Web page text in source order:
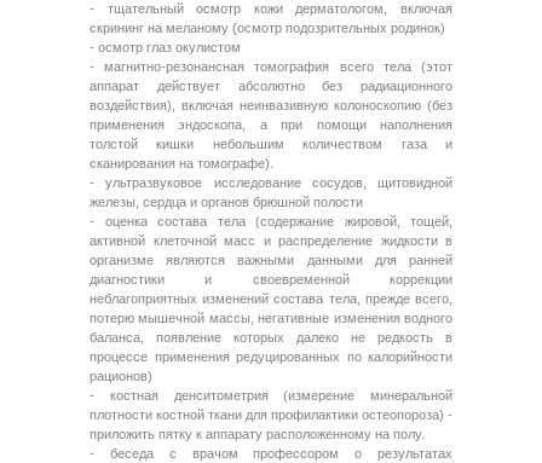
- тщательный осмотр кожи дерматологом, включая
скрининг на меланому (осмотр подозрительных родинок)
- осмотр глаз окулистом
- магнитно-резонансная томография всего тела (этот
аппарат действует абсолютно без радиационного
воздействия), включая неинвазивную колоноскопию (без
применения эндоскопа, а при помощи наполнения
толстой кишки небольшим количеством газа и
сканирования на томографе).
- ультразвуковое исследование сосудов, щитовидной
железы, сердца и органов брюшной полости
- оценка состава тела (содержание жировой, тощей,
активной клеточной масс и распределение жидкости в
организме являются важными данными для ранней
диагностики и своевременной коррекции
неблагоприятных изменений состава тела, прежде всего,
потерю мышечной массы, негативные изменения водного
баланса, появление которых далеко не редкость в
процессе применения редуцированных по калорийности
рационов)
- костная денситометрия (измерение минеральной
плотности костной ткани для профилактики остеопороза) -
приложить пятку к аппарату расположенному на полу.
- беседа с врачом профессором о результатах